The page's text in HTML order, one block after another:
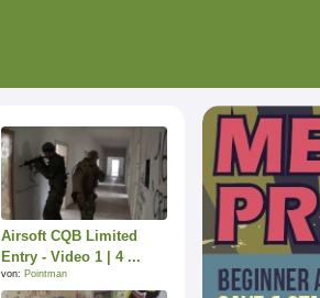
Airsoft CQB Limited
Entry - Video 1 | 4 ...
von: Pointman